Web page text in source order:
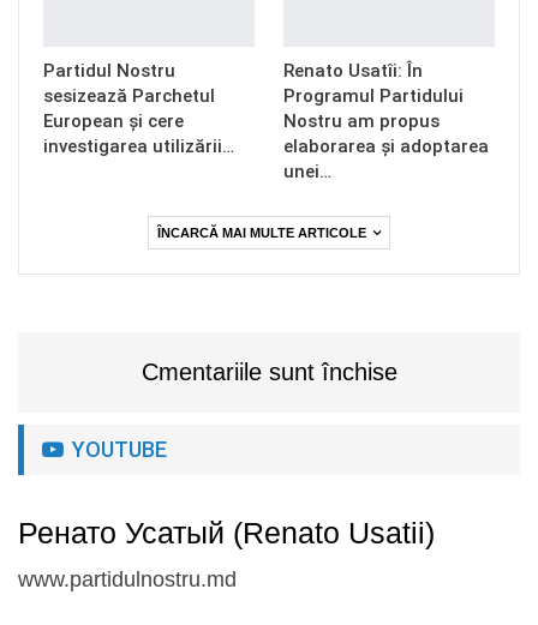
Partidul Nostru
sesizează Parchetul
European și cere
investigarea utilizării…
Renato Usatîi: În
Programul Partidului
Nostru am propus
elaborarea și adoptarea
unei…
ÎNCARCĂ MAI MULTE ARTICOLE
Cmentariile sunt închise
YOUTUBE
Ренато Усатый (Renato Usatii)
www.partidulnostru.md